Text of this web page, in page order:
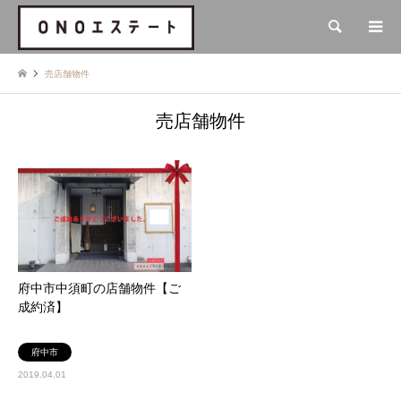
検索
売店舗物件
売店舗物件
府中市中須町の店舗物件【ご
成約済】
府中市
2019.04.01